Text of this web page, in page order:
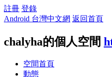
註冊 登錄
Android 台灣中文網 返回首頁
chalyha的個人空間
空間首頁
動態